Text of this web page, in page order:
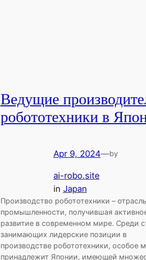
Ведущие
робототехники в
Apr 9, 2024—by
ai-robo.site
in Japan
Производство робототехники – отрасль
промышленности, получившая
развитие в современном мире. Среди
занимающих лидерские позиции в
производстве робототехники, особое
принадлежит Японии, имеющей